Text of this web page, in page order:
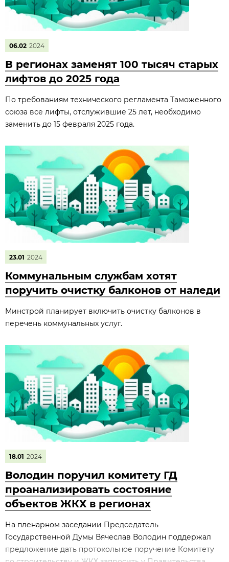
06.02 2024
В регионах заменят 100 тысяч старых
лифтов до 2025 года
По требованиям технического регламента Таможенного
союза все лифты, отслужившие 25 лет, необходимо
заменить до 15 февраля 2025 года.
23.01 2024
Коммунальным службам хотят
поручить очистку балконов от наледи
Минстрой планирует включить очистку балконов в
перечень коммунальных услуг.
18.01 2024
Володин поручил комитету ГД
проанализировать состояние
объектов ЖКХ в регионах
На пленарном заседании Председатель
Государственной Думы Вячеслав Володин поддержал
предложение дать протокольное поручение Комитету